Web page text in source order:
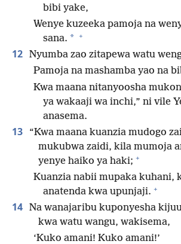
bibi yake,
Wenye kuzeeka pamoja na
sana. * +
12 Nyumba zao zitapewa watu
Pamoja na mashamba yao na
Kwa maana nitanyoosha
ya wakaaji wa inchi,” ni vile
anasema.
13
“Kwa maana kuanzia mudogo
mukubwa zaidi, kila mumoja
yenye haiko ya haki; +
Kuanzia nabii mupaka kuhani,
anatenda kwa upunjaji. +
14 Na wanajaribu kuponyesha
kwa watu wangu, wakisema,
‘Kuko amani! Kuko amani!’